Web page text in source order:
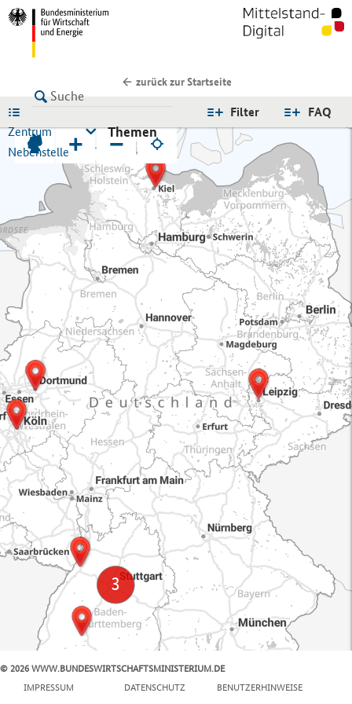
zurück zur Startseite
FAQ
Filter
Zentrum
Nebenstelle
Themen
+ −
© 2026 WWW.BUNDESWIRTSCHAFTSMINISTERIUM.DE
IMPRESSUM
DATENSCHUTZ BENUTZERHINWEISE